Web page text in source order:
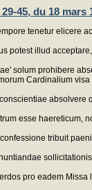
45, du 18 mars
tenetur elicere
potest illud
solum prohibere
Cardinalium visa
esse haereticum,
tribuit
pro eadem